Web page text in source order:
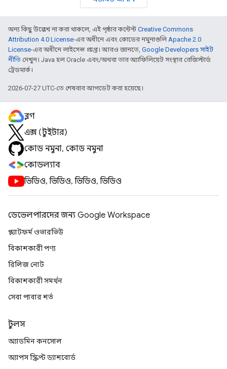
অন্য কিছু উল্লেখ না করা থাকলে, এই পৃষ্ঠার কন্টেন্ট Creative Commons
Attribution 4.0 License-এর অধীনে এবং কোডের নমুনাগুলিApache 2.0
License-এর অধীনে লাইসেন্স প্রাপ্ত। আরও জানতে, Google Developers সাইট
নীতি দেখুন। Java হল Oracle এবং/অথবা তার অ্যাফিলিয়েট সংস্থার রেজিস্টার্ড
ট্রেডমার্ক।
2026-07-27 UTC-তে শেষবার আপডেট করা হয়েছে।
ব্লগ
এক্স (টুইটার)
কোড নমুনা, কোড নমুনা
কোডল্যাব
ভিডিও, ভিডিও, ভিডিও, ভিডিও
ডেভেলপারদের জন্য Google Workspace
প্ল্যাটফর্ম ওভারভিউ
বিকাশকারী পণ্য
রিলিজ নোট
বিকাশকারী সমর্থন
সেবা পাবার শর্ত
টুলস
অ্যাডমিন কনসোল
অ্যাপস স্ক্রিপ্ট ড্যাশবোর্ড